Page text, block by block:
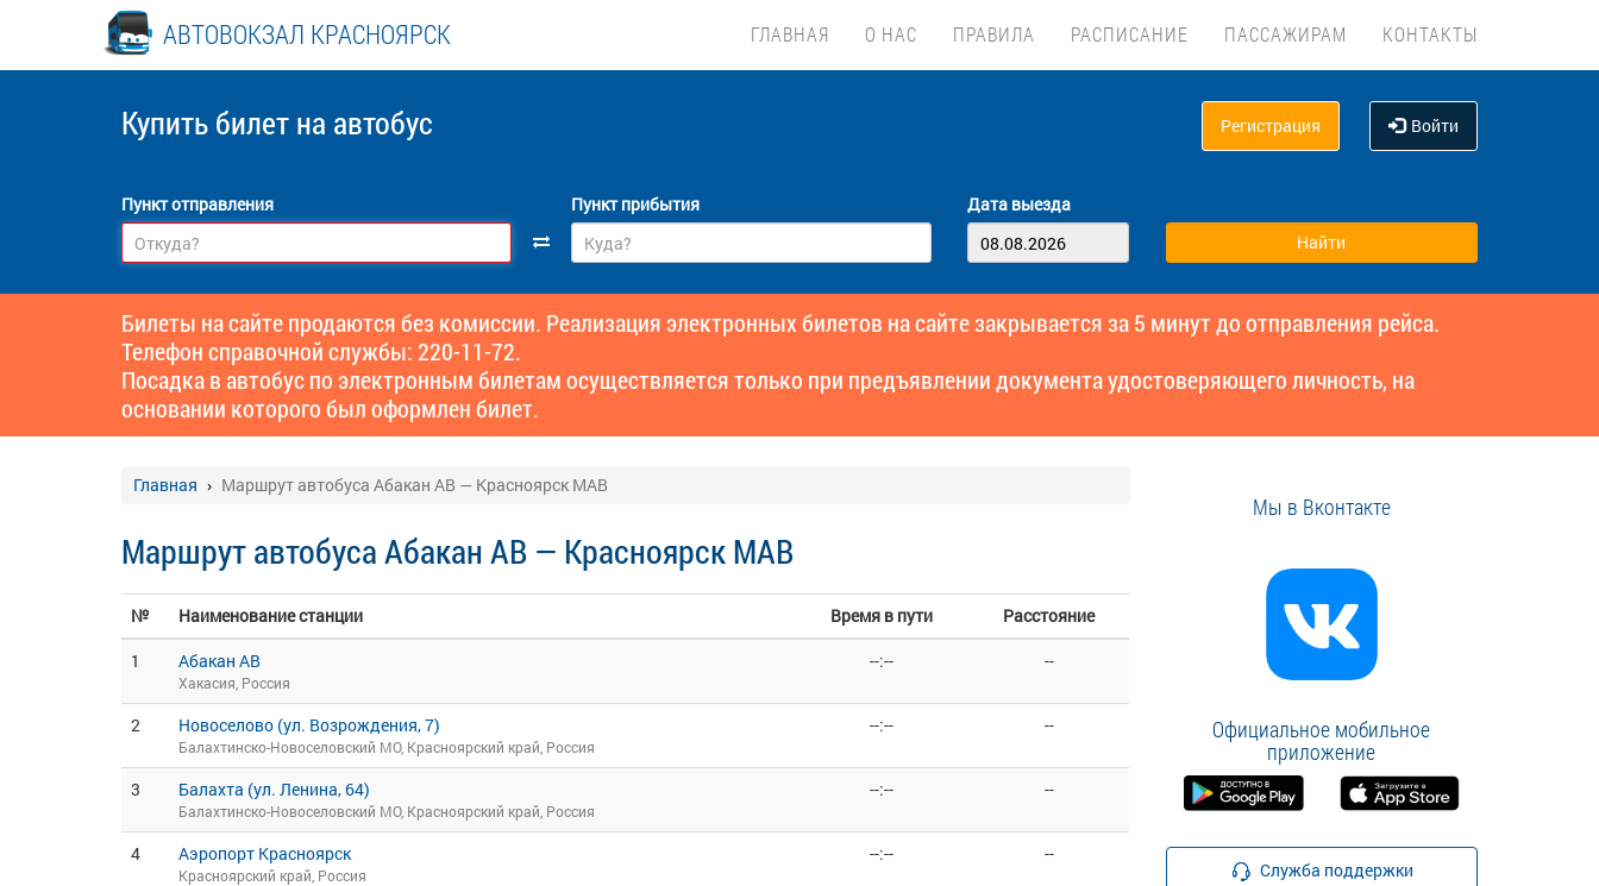
АВТОВОКЗАЛ КРАСНОЯРСК ГЛАВНАЯ О НАС ПРАВИЛА РАСПИСАНИЕ ПАССАЖИРАМ КОНТАКТЫ
Купить билет на автобус Регистрация Войти
Пункт отправления Пункт прибытия Дата выезда
Билеты на сайте продаются без комиссии. Реализация электронных билетов на сайте закрывается за 5 минут до отправления рейса.
Телефон справочной службы: 220-11-72.
Посадка в автобус по электронным билетам осуществляется только при предъявлении документа удостоверяющего личность, на
основании которого был оформлен билет.
Главная Маршрут автобуса Абакан АВ — Красноярск МАВ
Маршрут автобуса Абакан АВ — Красноярск МАВ
№ Наименование станции Время в пути
Расстояние
1
Абакан АВ
Хакасия, Россия
--:-- --
2 Новоселово (ул. Возрождения, 7)
Балахтинско-Новоселовский МО, Красноярский край, Россия
--:-- --
3 Балахта (ул. Ленина, 64)
Балахтинско-Новоселовский МО, Красноярский край, Россия
--:-- --
4 Аэропорт Красноярск
Красноярский край, Россия
--:-- --
Мы в Вконтакте
Официальное мобильное
приложение
Служба поддержки